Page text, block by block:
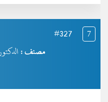
7
#327
مصنف :